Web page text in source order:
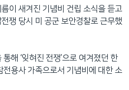
이 새겨진 기념비 건립 소식을 듣고
쟁 당시 미 공군 보안경찰로 근무했
해 ‘잊혀진 전쟁’으로 여겨졌던 한
용사 가족으로서 기념비에 대한 소